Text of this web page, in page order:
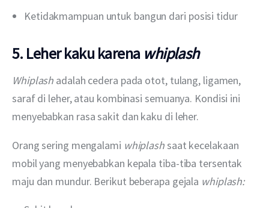
Ketidakmampuan untuk bangun dari posisi tidur
5. Leher kaku karena whiplash
Whiplash adalah cedera pada otot, tulang, ligamen,
saraf di leher, atau kombinasi semuanya. Kondisi ini
menyebabkan rasa sakit dan kaku di leher.
Orang sering mengalami whiplash saat kecelakaan
mobil yang menyebabkan kepala tiba-tiba tersentak
maju dan mundur. Berikut beberapa gejala whiplash: